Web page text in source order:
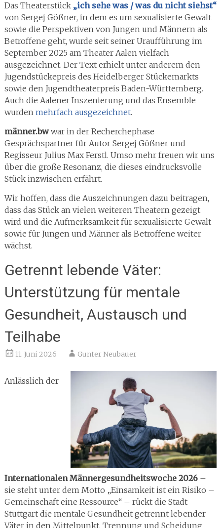
Das Theaterstück „ich sehe was / was du nicht siehst“
von Sergej Gößner, in dem es um sexualisierte Gewalt
sowie die Perspektiven von Jungen und Männern als
Betroffene geht, wurde seit seiner Uraufführung im
September 2025 am Theater Aalen vielfach
ausgezeichnet. Der Text erhielt unter anderem den
Jugendstückepreis des Heidelberger Stückemarkts
sowie den Jugendtheaterpreis Baden-Württemberg.
Auch die Aalener Inszenierung und das Ensemble
wurden mehrfach ausgezeichnet.
männer.bwwar in der Recherchephase
Gesprächspartner für Autor Sergej Gößner und
Regisseur Julius Max Ferstl. Umso mehr freuen wir uns
über die große Resonanz, die dieses eindrucksvolle
Stück inzwischen erfährt.
Wir hoffen, dass die Auszeichnungen dazu beitragen,
dass das Stück an vielen weiteren Theatern gezeigt
wird und die Aufmerksamkeit für sexualisierte Gewalt
sowie für Jungen und Männer als Betroffene weiter
wächst.
Getrennt lebende Väter:
Unterstützung für mentale
Gesundheit, Austausch und
Teilhabe
11. Juni 2026 Gunter Neubauer
Anlässlich der
Internationalen Männergesundheitswoche 2026–
sie steht unter dem Motto „Einsamkeit ist ein Risiko –
Gemeinschaft eine Ressource“ – rückt die Stadt
Stuttgart die mentale Gesundheit getrennt lebender
Väter in den Mittelpunkt. Trennung und Scheidung